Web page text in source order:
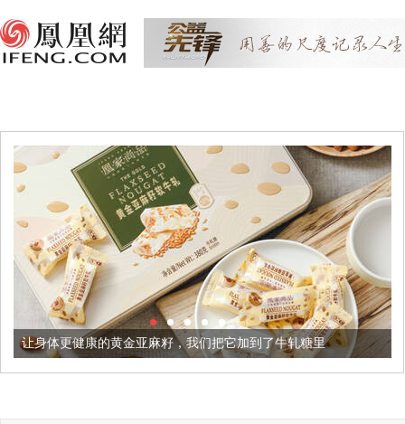
康的黄金亚麻籽，我们把它加到了牛轧糖里 被列入佛家七